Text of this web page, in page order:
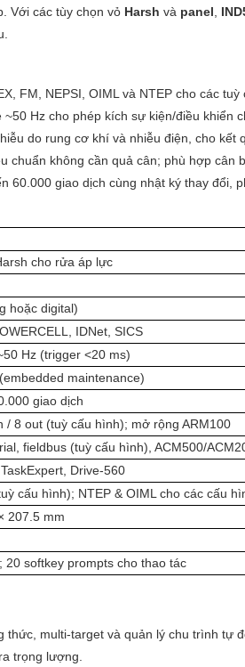
Với các tùy chọn vỏ Harsh và panel
FM, NEPSI, OIML và NTEP cho các tuỳ
Hz cho phép kích sự kiện/điều khiển
do rung cơ khí và nhiễu điện, cho kết
chuẩn không cần quả cân; phù hợp cân
60.000 giao dịch cùng nhật ký thay đổi,
cho rửa áp lực
hoặc digital)
IDNet, SICS
Hz (trigger <20 ms)
maintenance)
giao dịch
/ 8 out (tuỳ cấu hình); mở rộng ARM100
fieldbus (tuỳ cấu hình), ACM500/
Drive-560
cấu hình); NTEP & OIML cho các cấu
207.5 mm
20 softkey prompts cho thao tác
multi-target và quản lý chu trình tự
trọng lượng.